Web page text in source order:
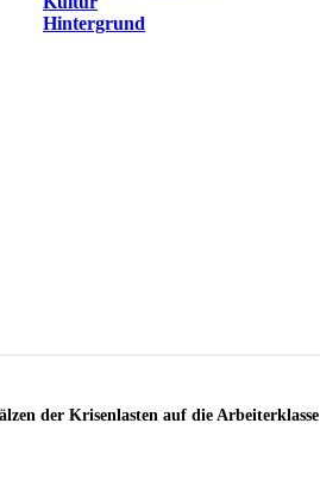
Hintergrund
der Krisenlasten auf die Arbeiterklasse